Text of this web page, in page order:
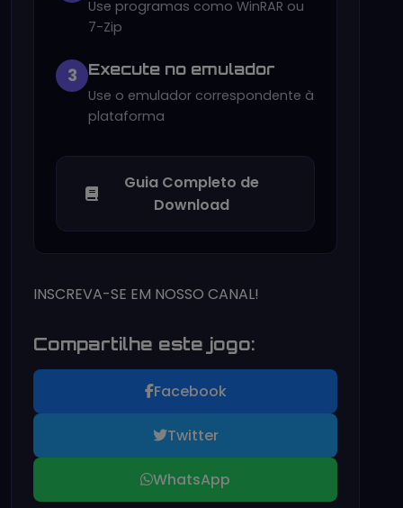
Use programas como WinRAR ou
7-Zip
3 Execute no emulador
Use o emulador correspondente à
plataforma
Guia Completo de
Download
INSCREVA-SE EM NOSSO CANAL!
Compartilhe este jogo:
Facebook
Twitter
WhatsApp